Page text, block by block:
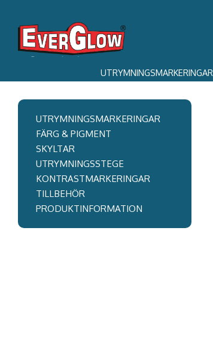
UTRYMNINGSMARKERINGAR
UTRYMNINGSMARKERINGAR
FÄRG & PIGMENT
SKYLTAR
UTRYMNINGSSTEGE
KONTRASTMARKERINGAR
TILLBEHÖR
PRODUKTINFORMATION